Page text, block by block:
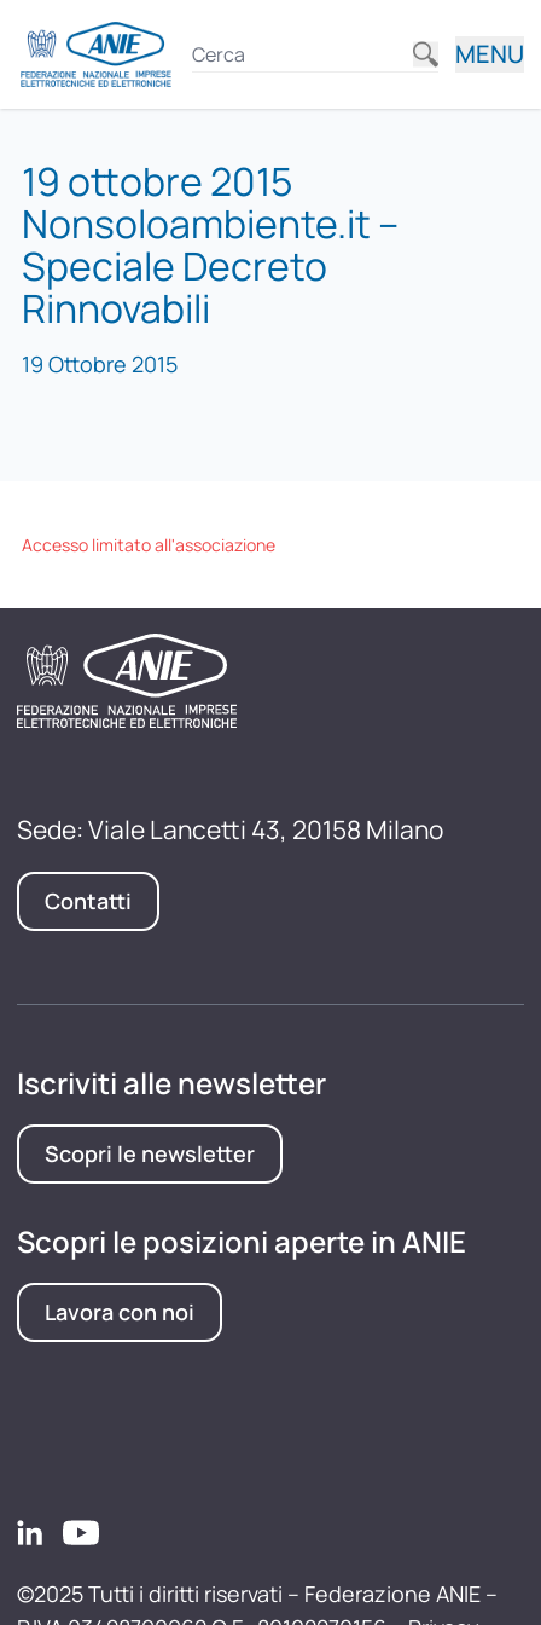
MENU
19 ottobre 2015
Nonsoloambiente.it –
Speciale Decreto
Rinnovabili
19 Ottobre 2015
Accesso limitato all'associazione
Sede: Viale Lancetti 43, 20158 Milano
Contatti
Iscriviti alle newsletter
Scopri le newsletter
Scopri le posizioni aperte in ANIE
Lavora con noi
©2025 Tutti i diritti riservati – Federazione ANIE –